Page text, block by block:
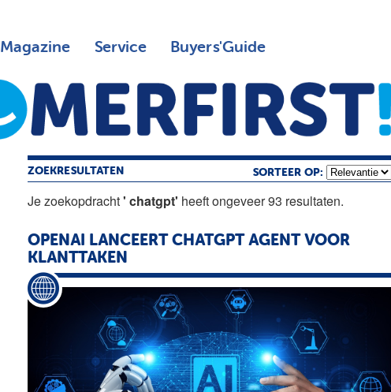
Magazine Service Buyers'Guide
ZOEKRESULTATEN SORTEER OP:
Je zoekopdracht' chatgpt' heeft ongeveer 93 resultaten.
OPENAI LANCEERTCHATGPTAGENT VOOR
KLANTTAKEN